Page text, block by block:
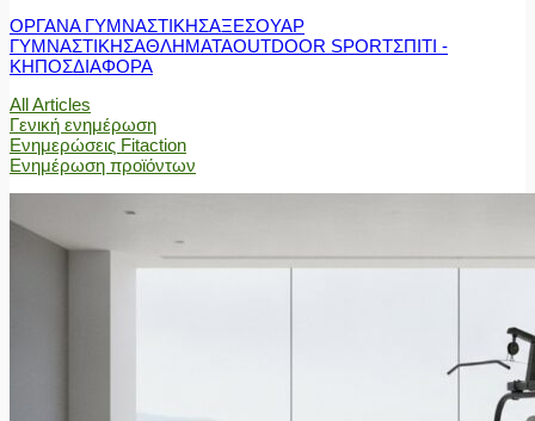
ΟΡΓΑΝΑ ΓΥΜΝΑΣΤΙΚΗΣΑΞΕΣΟΥΑΡ
ΓΥΜΝΑΣΤΙΚΗΣΑΘΛΗΜΑΤΑOUTDOOR SPORTΣΠΙΤΙ -
ΚΗΠΟΣΔΙΑΦΟΡΑ
All Articles
Γενική ενημέρωση
Ενημερώσεις Fitaction
Ενημέρωση προϊόντων